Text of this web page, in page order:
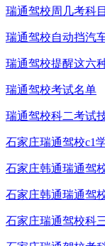
瑞通驾校周几考科
瑞通驾校自动挡汽
瑞通驾校提醒这六
瑞通驾校考试名单
瑞通驾校科二考试
石家庄瑞通驾校c1
石家庄韩通瑞通驾
石家庄韩通瑞通驾
石家庄瑞通驾校科